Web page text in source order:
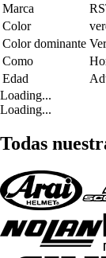
Marca
Color
Color dominante
Como
Edad
Loading...
Loading...
Todas